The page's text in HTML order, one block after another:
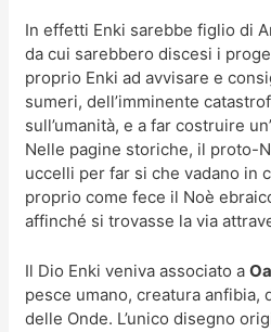
In effetti Enki sarebbe figlio di
da cui sarebbero discesi i
proprio Enki ad avvisare e
sumeri, dell’imminente
sull’umanità, e a far costruire
Nelle pagine storiche, il proto-
uccelli per far si che vadano in
proprio come fece il Noè
affinché si trovasse la via
Il Dio Enki veniva associato a
pesce umano, creatura anfibia,
delle Onde. L’unico disegno